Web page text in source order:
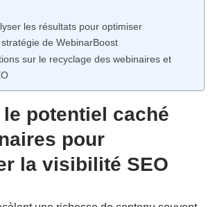
les résultats pour optimiser
de WebinarBoost
sur le recyclage des webinaires et
potentiel caché
pour
la visibilité SEO